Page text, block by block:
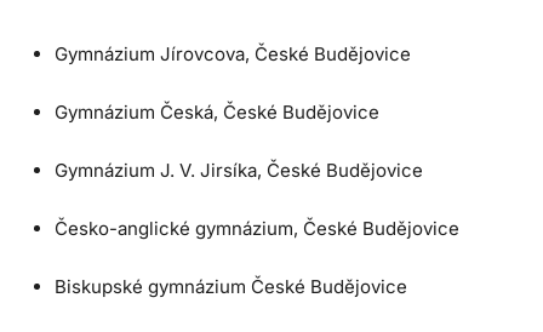
Gymnázium Jírovcova, České Budějovice
Gymnázium Česká, České Budějovice
Gymnázium J. V. Jirsíka, České Budějovice
Česko-anglické gymnázium, České Budějovice
Biskupské gymnázium České Budějovice